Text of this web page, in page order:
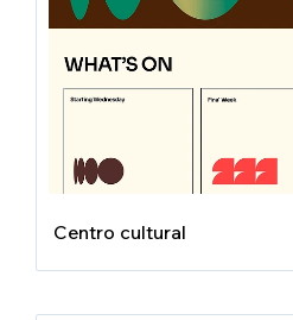
Centro cultural